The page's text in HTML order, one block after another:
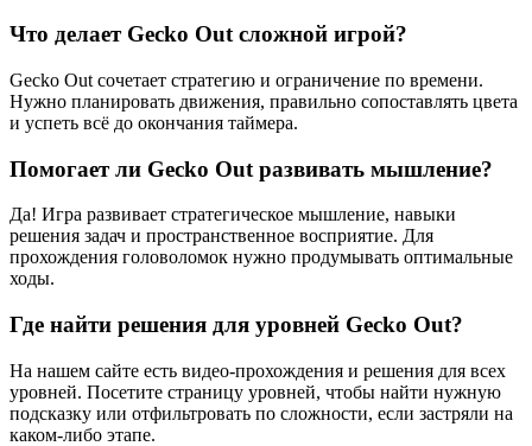
Что делает Gecko Out сложной игрой?
Gecko Out сочетает стратегию и ограничение по времени.
Нужно планировать движения, правильно сопоставлять цвета
и успеть всё до окончания таймера.
Помогает ли Gecko Out развивать мышление?
Да! Игра развивает стратегическое мышление, навыки
решения задач и пространственное восприятие. Для
прохождения головоломок нужно продумывать оптимальные
ходы.
Где найти решения для уровней Gecko Out?
На нашем сайте есть видео-прохождения и решения для всех
уровней. Посетите страницу уровней, чтобы найти нужную
подсказку или отфильтровать по сложности, если застряли на
каком-либо этапе.